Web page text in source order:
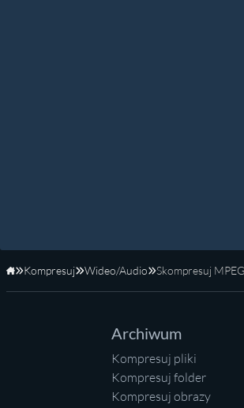
Strona główna
Kompresuj Wideo/Audio Skompresuj
Archiwum
Kompresuj pliki
Kompresuj folder
Kompresuj obrazy